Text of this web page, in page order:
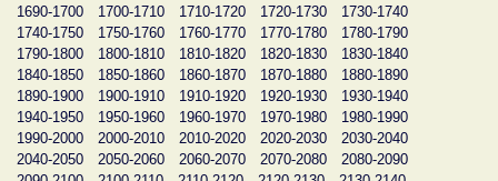
1690-1700
1700-1710 1710-1720 1720-1730
1730-1740
1740-1750
1750-1760 1760-1770 1770-1780
1780-1790
1790-1800
1800-1810 1810-1820 1820-1830
1830-1840
1840-1850
1850-1860 1860-1870 1870-1880
1880-1890
1890-1900
1900-1910 1910-1920 1920-1930
1930-1940
1940-1950
1950-1960 1960-1970 1970-1980
1980-1990
1990-2000
2000-2010 2010-2020 2020-2030
2030-2040
2040-2050
2050-2060 2060-2070 2070-2080
2080-2090